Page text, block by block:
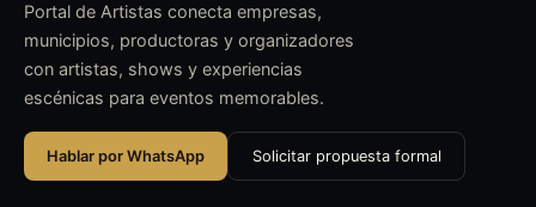
Portal de Artistas conecta empresas,
municipios, productoras y organizadores
con artistas, shows y experiencias
escénicas para eventos memorables.
Hablar por WhatsApp Solicitar propuesta formal